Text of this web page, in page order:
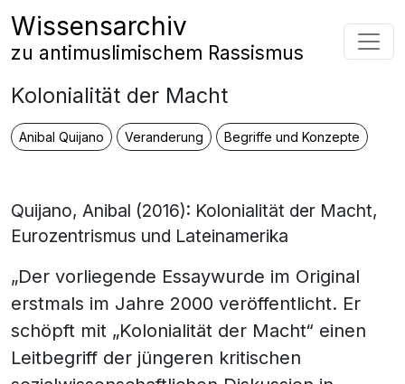
Zum Inhalt springen
Hauptnavigation
Wissensarchiv
zu antimuslimischem Rassismus
Kolonialität der Macht
Anibal Quijano Veranderung Begriffe und Konzepte
Quijano, Anibal (2016): Kolonialität der Macht,
Eurozentrismus und Lateinamerika
„Der vorliegende Essaywurde im Original
erstmals im Jahre 2000 veröffentlicht. Er
schöpft mit „Kolonialität der Macht“ einen
Leitbegriff der jüngeren kritischen